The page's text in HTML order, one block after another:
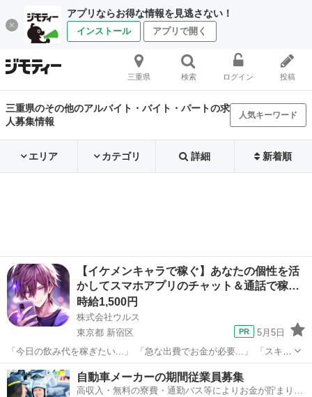
アプリならお得な情報を見逃さない！
インストール アプリで開く
三重県 検索 ログイン 投稿
三重県のその他のアルバイト・バイト・パートの求
人募集情報
人気キーワード
エリア カテゴリ 詳細 新着順
【イケメンキャラで稼ぐ】あなたの個性を活
かしてスマホアプリのチャット＆通話で稼…
時給1,500円
株式会社ウルス
東京都 新宿区
5月5日
「今日の飲み代を稼ぎたい...」 「急な出費でお金が必要...」 「スキマ
時間をお金に変えたい...」 そんな方にオススメな募集です！！ ■■■報
酬はすぐ受け取りOK！■■■ ✔ 決まった勤務時間なし！...
東京 新宿区 その他 スキマ時間
自動車メーカーの期間従業員募集
高収入・無料の寮費・通勤バス等によりお金が貯まりや